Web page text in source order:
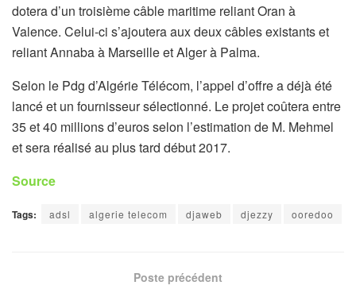
dotera d’un troisième câble maritime reliant Oran à
Valence. Celui-ci s’ajoutera aux deux câbles existants et
reliant Annaba à Marseille et Alger à Palma.
Selon le Pdg d’Algérie Télécom, l’appel d’offre a déjà été
lancé et un fournisseur sélectionné. Le projet coûtera entre
35 et 40 millions d’euros selon l’estimation de M. Mehmel
et sera réalisé au plus tard début 2017.
Source
Tags: adsl algerie telecom djaweb djezzy ooredoo
Poste précédent